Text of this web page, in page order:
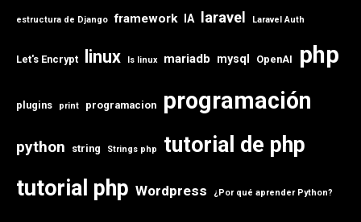
estructura de Django framework IA laravel Laravel Auth
Let's Encrypt linux ls linux mariadb mysql OpenAI php
plugins print programacion programación
python string Strings php
tutorial de php
tutorial php Wordpress ¿Por qué aprender Python?